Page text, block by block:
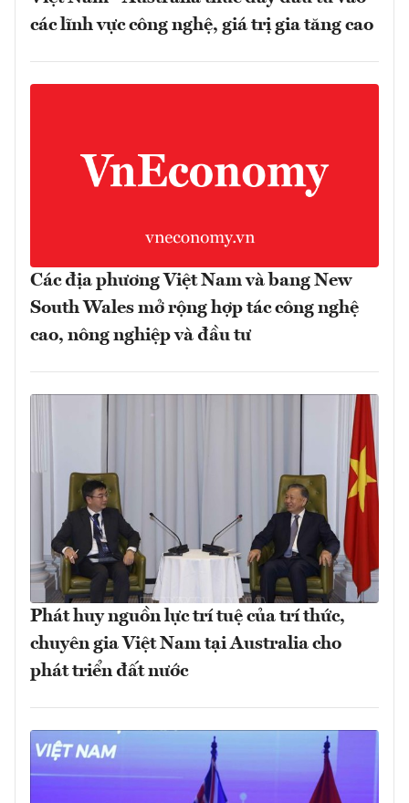
các lĩnh vực công nghệ, giá trị gia tăng cao
Các địa phương Việt Nam và bang New
South Wales mở rộng hợp tác công nghệ
cao, nông nghiệp và đầu tư
Phát huy nguồn lực trí tuệ của trí thức,
chuyên gia Việt Nam tại Australia cho
phát triển đất nước